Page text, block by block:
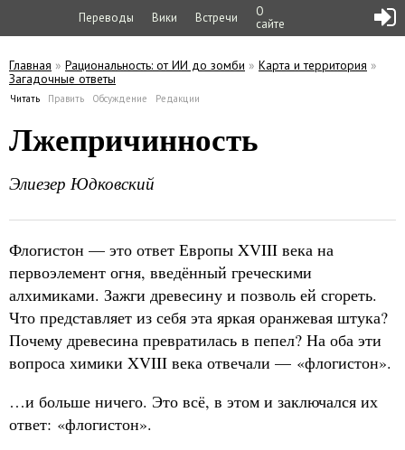
Переводы Вики Встречи
О
сайте
Вы здесь
Главная » Рациональность: от ИИ до зомби » Карта и территория »
Загадочные ответы
Читать (активная вкладка)
Править Обсуждение Редакции
Лжепричинность
Элиезер Юдковский
Флогистон — это ответ Европы XVIII века на
первоэлемент огня, введённый греческими
алхимиками. Зажги древесину и позволь ей сгореть.
Что представляет из себя эта яркая оранжевая штука?
Почему древесина превратилась в пепел? На оба эти
вопроса химики XVIII века отвечали — «флогистон».
…и больше ничего. Это всё, в этом и заключался их
ответ: «флогистон».